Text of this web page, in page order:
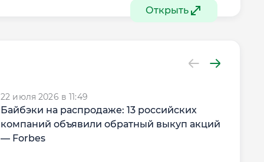
Открыть
22 июля 2026 в 11:49
Байбэки на распродаже: 13 российских
компаний объявили обратный выкуп акций
— Forbes